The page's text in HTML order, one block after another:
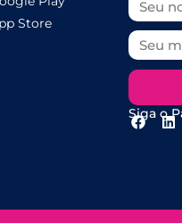
Store
Siga o